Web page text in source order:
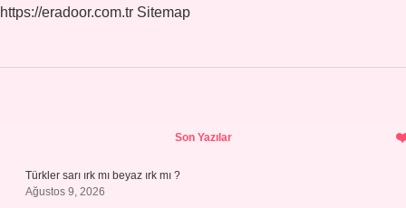
https://eradoor.com.tr Sitemap
Son Yazılar
Türkler sarı ırk mı beyaz ırk mı ?
Ağustos 9, 2026